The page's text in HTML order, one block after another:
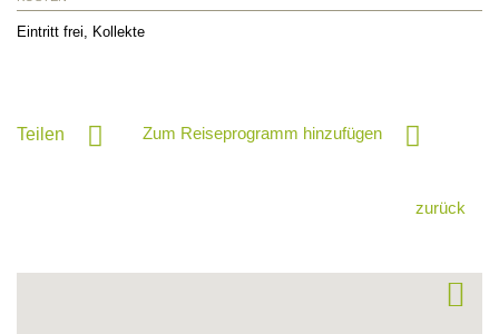
Eintritt frei, Kollekte
Teilen Zum Reiseprogramm hinzufügen
zurück